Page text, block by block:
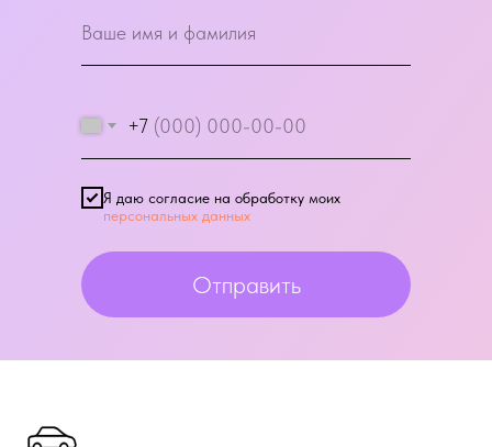
+7
Я даю согласие на обработку моих
персональных данных
Отправить